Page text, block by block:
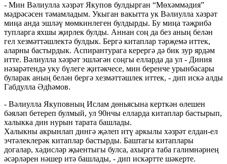
- Мин Вәлиулла хәзрәт Якупов булдырган “Мөхәммәдия”
мәдрәсәсен тәмамладым. Укыган вакытта ук Вәлиулла хәзрәт
миңа анда эшләү мөмкинлеген булдырды. Бу миңа тәҗрибә
тупларга яхшы җирлек булды. Аннан соң да без аның белән
гел хезмәттәшлектә булдык. Бергә китаплар тәрҗемә иттек,
аларны бастырдык. Аспирантурага керергә дә бик зур ярдәм
итте. Вәлиулла хәзрәт эшләгән соңгы елларда да ул - Диния
нәзарәтендә уку бүлеге җитәкчесе, мин беренче урынбасары
буларак аның белән бергә хезмәттәшлек иттек, - дип искә алды
Габдулла Әдһәмов.
- Вәлиулла Якуповның Ислам дөньясына керткән өлешен
бәяләп бетереп булмый, ул 90нчы елларда китаплар бастырып,
халыкка дин нурын тарата башлады.
Халыкны акрынлап дингә җәлеп итү аркылы хәзрәт елдан-ел
эчтәлеклерәк китаплар бастырды. Баштагы китаплары
догалар, хәдисләр җыентыгы булса, ахырга таба галимнәрнең
әсәрләрен нәшер итә башлады, - дип искәртте шәкерте.